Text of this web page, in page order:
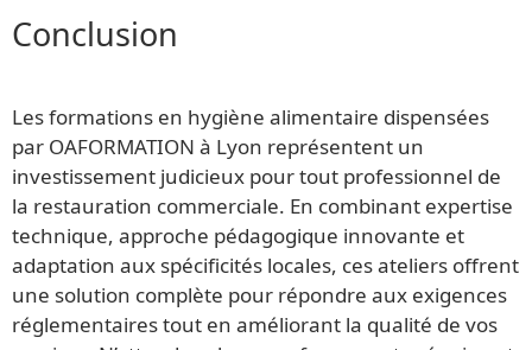
Conclusion
Les formations en hygiène alimentaire dispensées
par OAFORMATION à Lyon représentent un
investissement judicieux pour tout professionnel de
la restauration commerciale. En combinant expertise
technique, approche pédagogique innovante et
adaptation aux spécificités locales, ces ateliers offrent
une solution complète pour répondre aux exigences
réglementaires tout en améliorant la qualité de vos